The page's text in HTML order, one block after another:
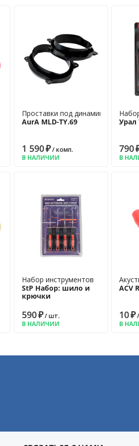
Проставки под динамики
AurA MLD-TY.69
1 590₽/ комп.
В НАЛИЧИИ
Урал
790
В
Набор инструментов
StP Набор: шило и
крючки
590₽/ шт.
В НАЛИЧИИ
ACV
10₽
В